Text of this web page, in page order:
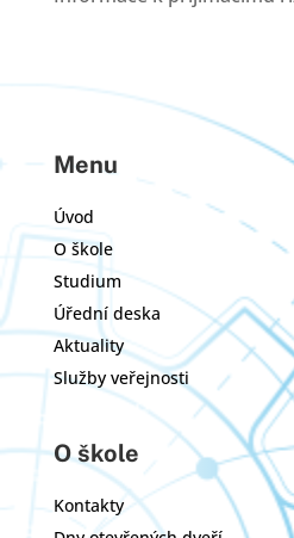
Menu
Úvod
O škole
Studium
Úřední deska
Aktuality
Služby veřejnosti
O škole
Kontakty